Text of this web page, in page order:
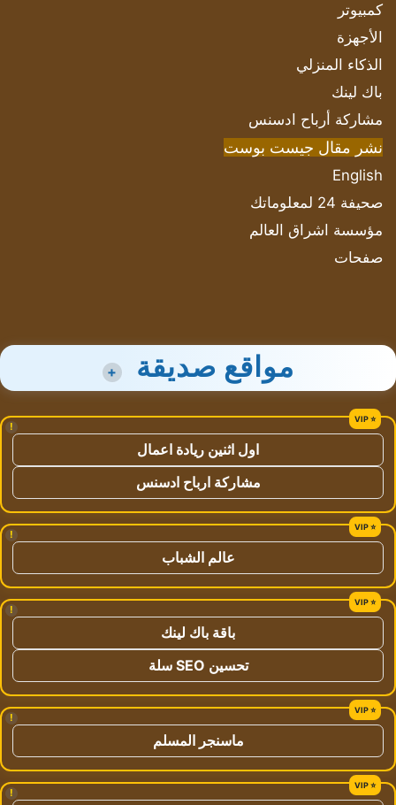
كمبيوتر
الأجهزة
الذكاء المنزلي
باك لينك
مشاركة أرباح ادسنس
نشر مقال جيست بوست
English
صحيفة 24 لمعلوماتك
مؤسسة اشراق العالم
صفحات
مواقع صديقة +
!
اول اثنين ريادة اعمال
مشاركة ارباح ادسنس
!
عالم الشباب
!
باقة باك لينك
تحسين SEO سلة
!
ماسنجر المسلم
!